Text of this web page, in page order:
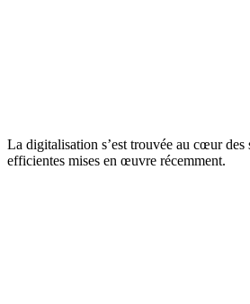
La digitalisation s’est trouvée au cœur des
efficientes mises en œuvre récemment.